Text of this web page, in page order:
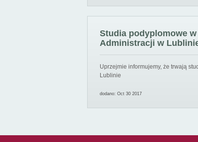
Studia podyplomowe
Administracji w
Uprzejmie informujemy, że trwają
Lublinie
dodano: Oct 30 2017